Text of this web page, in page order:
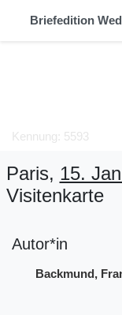
Briefedition
Kennung: 5593
Paris, 15.
Visitenkarte
Autor*in
Backmund,